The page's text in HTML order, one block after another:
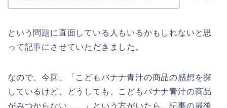
という問題に直面している人もいるかもしれないと思
って記事にさせていただきました。
なので、今回、「こどもバナナ青汁の商品の感想を探
しているけど、どうしても、こどもバナナ青汁の商品
がみつからない、、」という方がいたら、記事の最後